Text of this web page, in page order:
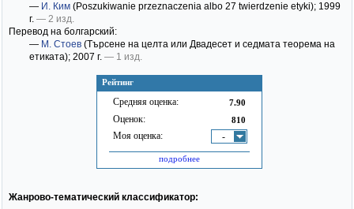
Рейтинг
Средняя оценка: 7.90
Оценок: 810
Моя оценка: -
подробнее
— И. Ким (Poszukiwanie przeznaczenia albo 27 twierdzenie etyki); 1999
г. — 2 изд.
Перевод на болгарский:
— М. Стоев (Търсене на целта или Двадесет и седмата теорема на
етиката); 2007 г. — 1 изд.
Жанрово-тематический классификатор: